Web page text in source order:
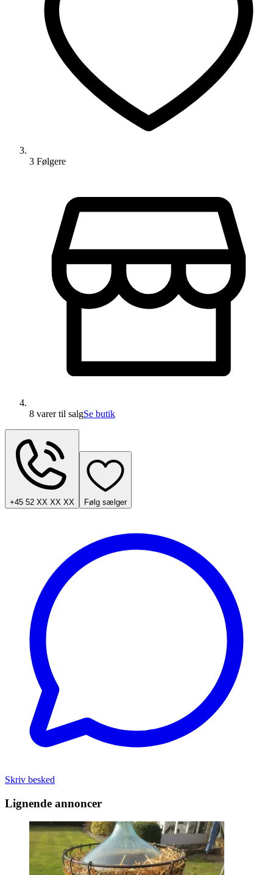
3 Følgere
8 varertil salgSe butik
+45 52 XX XX XX Følg sælger
Skriv besked
Lignende annoncer